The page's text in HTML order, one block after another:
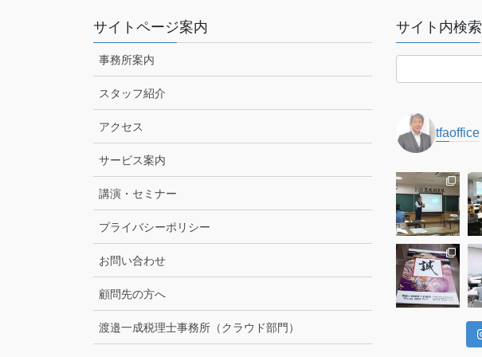
サイトページ案内
事務所案内
スタッフ紹介
アクセス
サービス案内
講演・セミナー
プライバシーポリシー
お問い合わせ
顧問先の方へ
渡邉一成税理士事務所（クラウド部門）
サイト内検索
tfaoffice